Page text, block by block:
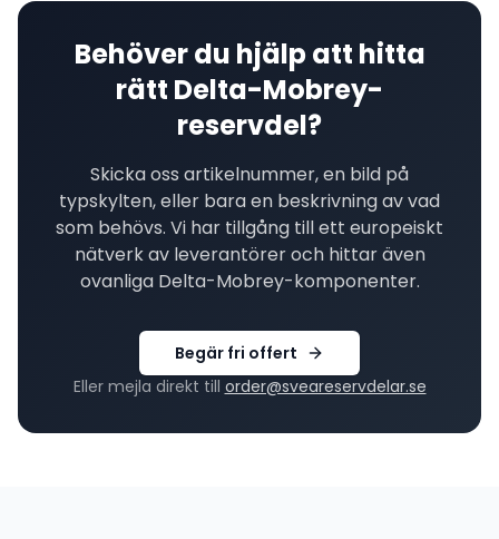
Behöver du hjälp att hitta
rätt Delta-Mobrey-
reservdel?
Skicka oss artikelnummer, en bild på
typskylten, eller bara en beskrivning av vad
som behövs. Vi har tillgång till ett europeiskt
nätverk av leverantörer och hittar även
ovanliga Delta-Mobrey-komponenter.
Begär fri offert
Eller mejla direkt till order@sveareservdelar.se